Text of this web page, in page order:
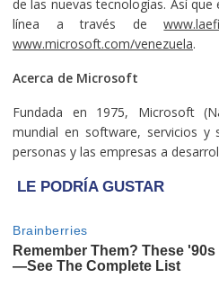
de las nuevas tecnologías. Así
línea a través de
www.microsoft.com/venezuela.
Acerca de Microsoft
Fundada en 1975, Microsoft
mundial en software, servicios y
personas y las empresas a